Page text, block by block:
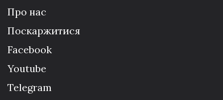
Про нас
Поскаржитися
Facebook
Youtube
Telegram